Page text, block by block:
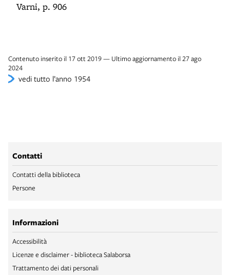
Varni, p. 906
Contenuto inserito il 17 ott 2019 — Ultimo aggiornamento il 27 ago
2024
vedi tutto l’anno 1954
Contatti
Contatti della biblioteca
Persone
Informazioni
Accessibilità
Licenze e disclaimer - biblioteca Salaborsa
Trattamento dei dati personali